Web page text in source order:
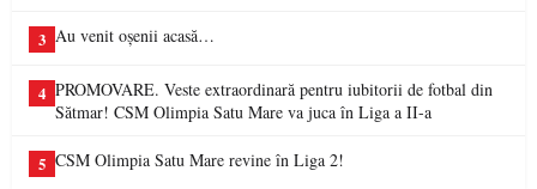
3 Au venit oșenii acasă…
4 PROMOVARE. Veste extraordinară pentru iubitorii de fotbal din
Sătmar! CSM Olimpia Satu Mare va juca în Liga a II-a
5 CSM Olimpia Satu Mare revine în Liga 2!